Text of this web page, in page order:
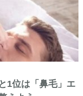
1位は「鼻毛」エ